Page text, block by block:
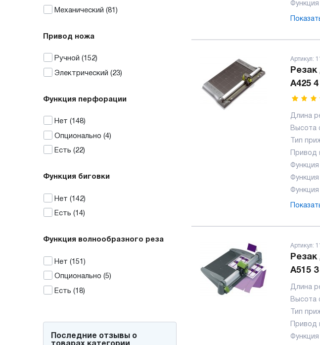
Механический (81)
Привод ножа
Ручной (152)
Электрический (23)
Функция перфорации
Нет (148)
Опционально (4)
Есть (22)
Функция биговки
Нет (142)
Есть (14)
Функция волнообразного реза
Нет (151)
Опционально (5)
Есть (18)
Последние отзывы о
Артикул:
A425 4
Длина
Высота
Тип
Привод
Функция
Артикул:
A515 3
Длина
Высота
Тип
Привод